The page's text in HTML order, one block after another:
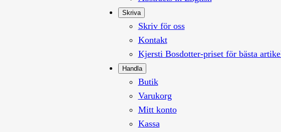
Skriva
Skriv för oss
Kontakt
Kjersti Bosdotter-priset för bästa
Handla
Butik
Varukorg
Mitt konto
Kassa